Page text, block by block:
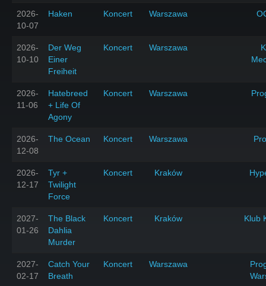
2026-
10-07
Haken Koncert Warszawa
2026-
10-10
Der Weg
Einer
Freiheit
Koncert Warszawa
2026-
11-06
Hatebreed
+ Life Of
Agony
Koncert Warszawa
2026-
12-08
The Ocean Koncert Warszawa
2026-
12-17
Tyr +
Twilight
Force
Koncert Kraków
2027-
01-26
The Black
Dahlia
Murder
Koncert Kraków Klub
2027-
02-17
Catch Your
Breath
Koncert Warszawa